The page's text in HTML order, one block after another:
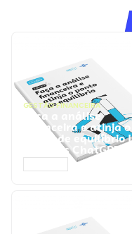
GESTÃO FINANCEIRA
Faça a análise
financeira e atinja o
ponto de equilíbrio |
Prompts ChatGPT